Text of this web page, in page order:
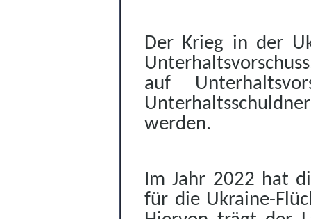
Der Krieg in der
auf
werden.
Im Jahr 2022 hat
für die Ukraine-